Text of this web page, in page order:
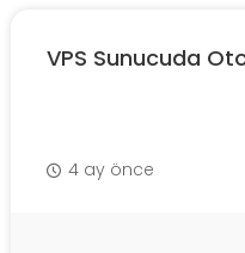
VPS Sunucuda
4 ay önce